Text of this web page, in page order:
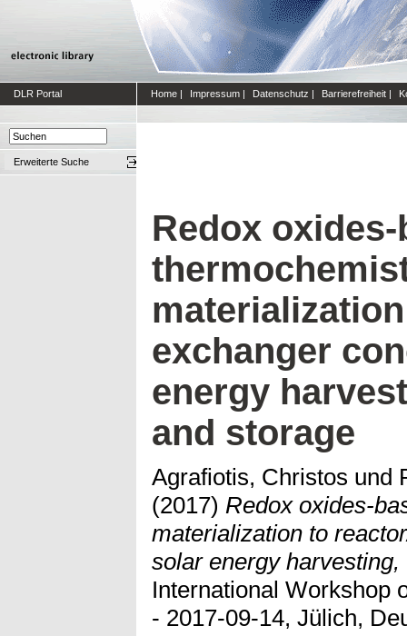
DLR Portal Home | Impressum | Datenschutz | Barrierefreiheit |
Erweiterte Suche
Redox
exchanger
energy
and storage
Agrafiotis, Christos und
(2017) Redox oxides-
materialization to
solar energy
International Workshop
- 2017-09-14, Jülich,